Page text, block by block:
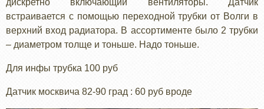
встраивается с помощью переходной трубки от Волги в
верхний вход радиатора. В ассортименте было 2 трубки
– диаметром толще и тоньше. Надо тоньше.
Для инфы трубка 100 руб
Датчик москвича 82-90 град : 60 руб вроде